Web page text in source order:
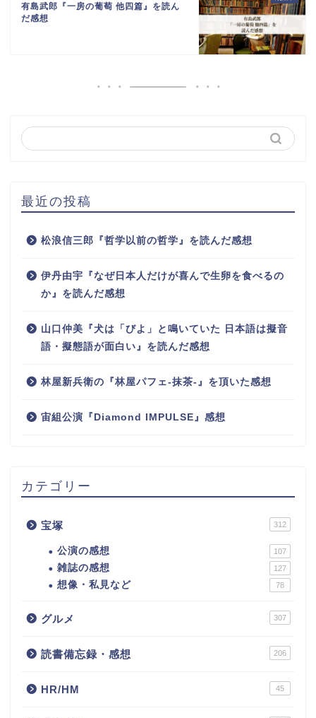
有島武郎『一房の葡萄 他四篇』を読ん
だ感想
最近の投稿
松浪信三郎『哲学以前の哲学』を読んだ感想
伊丹由宇『なぜ日本人だけが喜んで生卵を食べるの
か』を読んだ感想
山口仲美『犬は「びよ」と鳴いていた 日本語は擬音
語・擬態語が面白い』を読んだ感想
林屋新兵衛の『林屋パフェ-抹茶-』を頂いた感想
宙組公演『Diamond IMPULSE』感想
カテゴリー
宝塚 312
公演の感想 107
雑誌の感想 127
想像・私見など 78
グルメ 307
読書備忘録・感想 206
HR/HM 45